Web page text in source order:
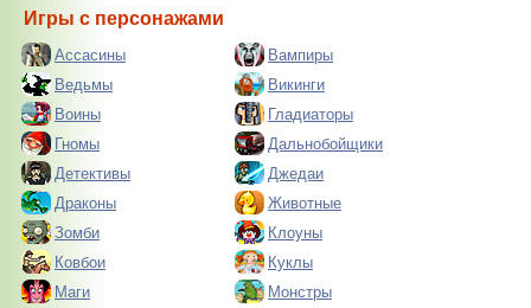
Игры с персонажами
Ассасины
Вампиры
Ведьмы
Викинги
Воины
Гладиаторы
Гномы
Дальнобойщики
Детективы
Джедаи
Драконы
Животные
Зомби
Клоуны
Ковбои
Куклы
Маги
Монстры